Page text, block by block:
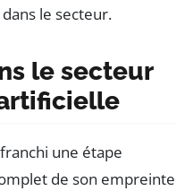
le secteur.
le secteur
une étape
de son empreinte